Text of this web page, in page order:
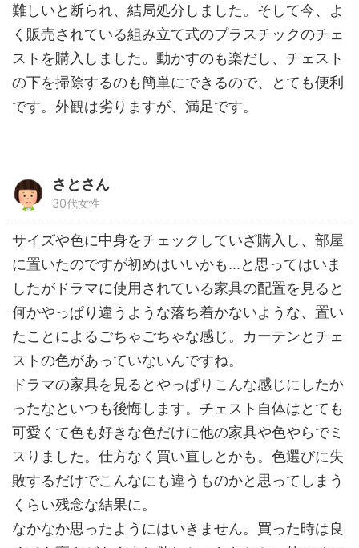
難しいと断られ、結局処分しました。そして今、よ
く販売されている組み立て式のプラスチックのチェ
ストを購入しました。動かすのも楽だし、チェスト
の下を掃除するのも簡単にできるので、とても便利
です。外観は劣りますが、満足です。
さとさん
30代女性
サイズや色に中身をチェックしていざ購入し、部屋
に置いたのですが初めはいいかも...と思ってはいま
したがドラマに使用されている家具の配置を見ると
何かやっぱり違うような落ち着かないような、置い
たことによるごちゃごちゃな感じ。カーテンとチェ
ストの色があっていないんですね。
ドラマの家具を見るとやっぱりこんな感じにしたか
ったなといつも後悔します。チェスト自体はとても
可愛くて色も好きな色だけに他の家具や色やらでミ
スりました。仕方なく買い直しとかも。色選びに失
敗するだけでこんなにも違うものかと思ってしまう
くらい残念な結果に。
なかなか思ったようにはいきません。買った時は良